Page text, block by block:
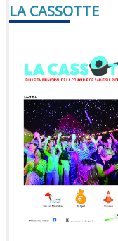
LA CASSOTTE